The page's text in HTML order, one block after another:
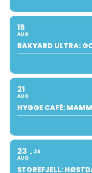
15
AUG
BAKYARD ULTRA:
21
AUG
HYGGE CAFÈ:
23
AUG
26
STOREFJELL: